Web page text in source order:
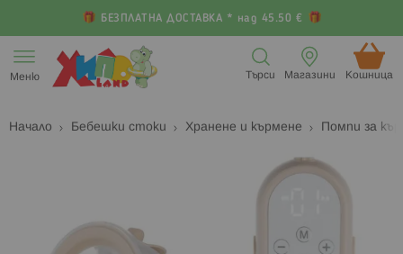
БЕЗПЛАТНА ДОСТАВКА * над 45.50 €
към
съдържанието
Меню Кошница (
Магазини
Търси
Начало Бебешки стоки Хранене и кърмене Помпи за